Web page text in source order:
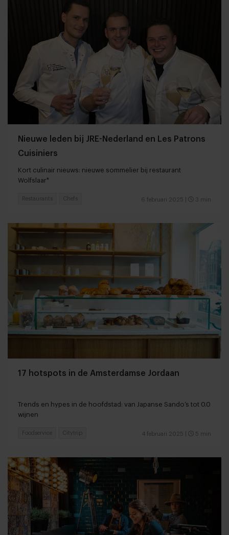
Nieuwe leden bij JRE-Nederland en Les Patrons
Cuisiniers
Kort culinair nieuws: nieuwe sommelier bij restaurant
Wolfslaar*
6 februari 2025 3 min
Restaurants Chefs
17 hotspots in de Amsterdamse Jordaan
Trends en hypes in de hoofdstad: van Japanse Sando’s tot 0.0
wijnen
4 februari 2025 5 min
Foodservice Citytrip